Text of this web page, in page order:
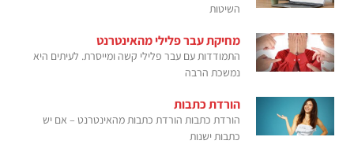
השיטות
מחיקת עבר פלילי מהאינטרנט
התמודדות עם עבר פלילי קשה ומייסרת. לעיתים היא
נמשכת הרבה
הורדת כתבות
הורדת כתבות הורדת כתבות מהאינטרנט – אם יש
כתבות ישנות